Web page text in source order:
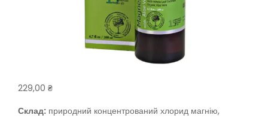
229,00 ₴
Склад: природний концентрований хлорид магнію,